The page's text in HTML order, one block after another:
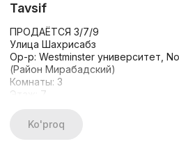
Tavsif
ПРОДАЁТСЯ 3/7/9
Улица Шахрисабз
Ор-р: Westminster университет,
(Район Мирабадский)
Комнаты: 3
Этаж: 7
Состояние: Евро-ремонт
Общая площадь: 72 кв.м
Ko'proq